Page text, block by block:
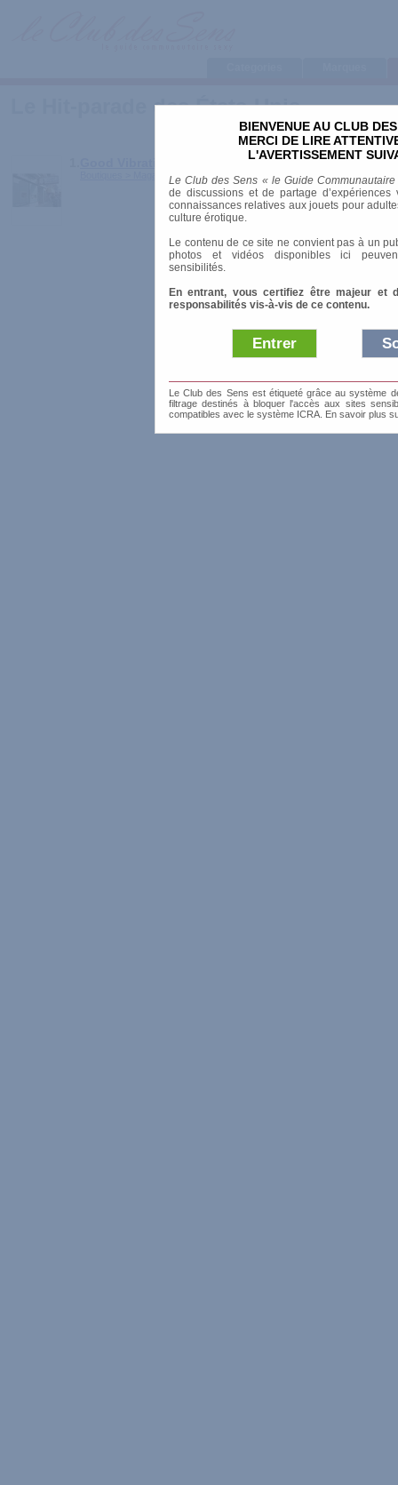
BIENVENUE AU CLUB
MERCI DE LIRE
L'AVERTISSEMENT
Le Club des Sens « le Guide
de discussions et de partage
connaissances relatives aux jouets pour
culture érotique.
Le contenu de ce site ne convient pas à un
photos et vidéos disponibles ici
sensibilités.
En entrant, vous certifiez être majeur et
responsabilités vis-à-vis de ce contenu.
Entrer
Le Club des Sens est étiqueté grâce au système
filtrage destinés à bloquer l'accès aux sites
compatibles avec le système ICRA. En savoir plus
Le Hit-parade des États-Unis
Boutiques > Magasins physiques > États-Unis